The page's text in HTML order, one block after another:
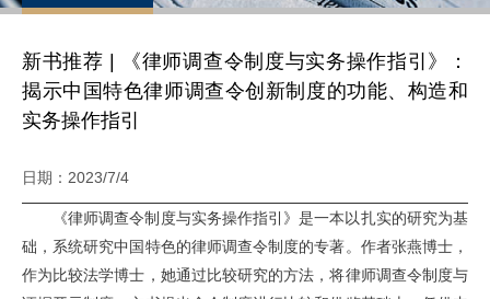
新书推荐 | 《律师调查令制度与实务操作指引》：
揭示中国特色律师调查令创新制度的功能、构造和
实务操作指引
日期：2023/7/4
《律师调查令制度与实务操作指引》是一本以扎实的研究为基
础，系统研究中国特色的律师调查令制度的专著。作者张燕博士，
作为比较法学博士，她通过比较研究的方法，将律师调查令制度与